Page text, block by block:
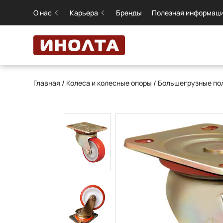
О нас Карьера Бренды Полезная
Главная / Колеса и колесные опоры / Большегрузные